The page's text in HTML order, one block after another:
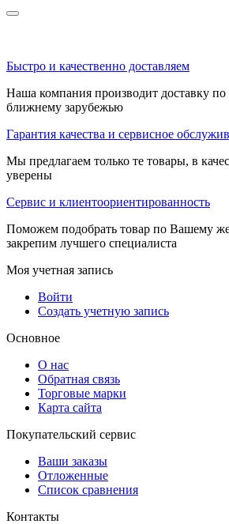
Быстро и качественно доставляем
Наша компания производит доставку по
ближнему зарубежью
Гарантия качества и сервисное
Мы предлагаем только те товары, в
уверены
Сервис и клиентоориентированность
Поможем подобрать товар по Вашему
закрепим лучшего специалиста
Моя учетная запись
Войти
Создать учетную запись
Основное
О нас
Обратная связь
Торговые марки
Карта сайта
Покупательский сервис
Ваши заказы
Отложенные
Список сравнения
Контакты